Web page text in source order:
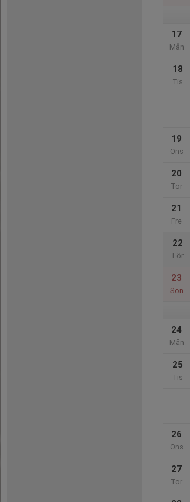
17
Mån
18
Tis
19
Ons
20
Tor
21
Fre
22
Lör
23
Sön
24
Mån
25
Tis
26
Ons
27
Tor